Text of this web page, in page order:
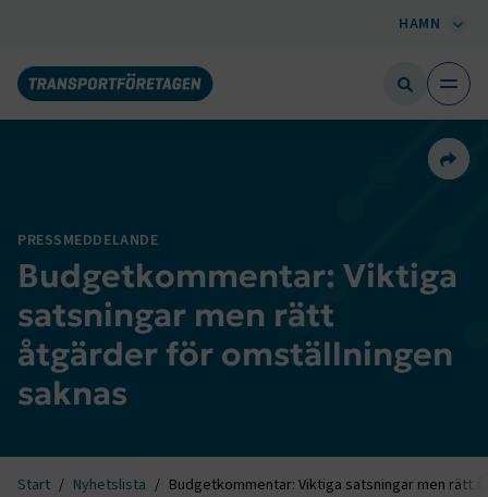
HAMN
PRESSMEDDELANDE
Budgetkommentar: Viktiga
satsningar men rätt
åtgärder för omställningen
saknas
Start Nyhetslista Budgetkommentar: Viktiga satsningar men rätt
Dela